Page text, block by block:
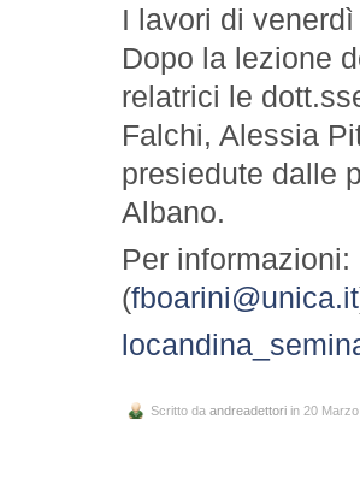
I lavori di
Dopo la lezione
relatrici le
Falchi, Alessia
presiedute dalle
Albano.
Per
(fboarini@unica.it
Scritto da andreadettori in 20